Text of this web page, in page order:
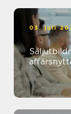
03. juli